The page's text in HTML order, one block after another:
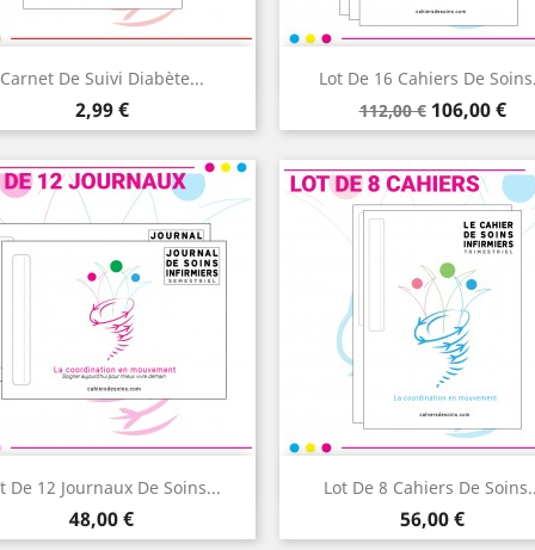
Carnet De Suivi Diabète...
Prix
2,99 €
Aperçu rapide Lot De 16 Cahiers De
Prix
de
base
112,00 € Prix
106,00 €
Aperçu rapide
De 12 Journaux De Soins...
Prix
48,00 €
Aperçu rapide Lot De 8 Cahiers De
Prix
56,00 €
Aperçu rapide